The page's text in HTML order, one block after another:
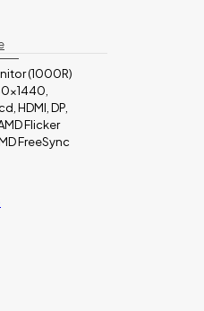
(1000R)
HDMI, DP,
Flicker
FreeSync